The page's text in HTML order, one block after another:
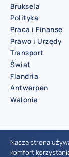
Bruksela
Polityka
Praca i Finanse
Prawo i Urzędy
Transport
Świat
Flandria
Antwerpen
Walonia
©
Nasza strona
komfort